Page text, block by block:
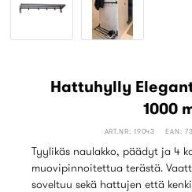
Hattuhylly
1000
ART.NR: 19043 EAN:
Tyylikäs naulakko, päädyt ja 4
muovipinnoitettua terästä.
soveltuu sekä hattujen että